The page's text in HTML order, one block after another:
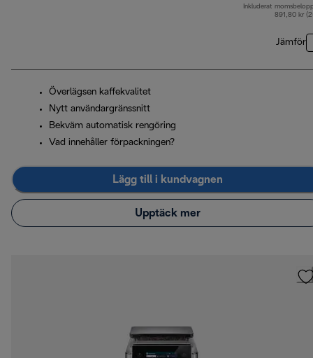
Inkluderat
891,80 kr
Jämför
Överlägsen kaffekvalitet
Nytt användargränssnitt
Bekväm automatisk rengöring
Vad innehåller förpackningen?
Lägg till i kundvagnen
Upptäck mer